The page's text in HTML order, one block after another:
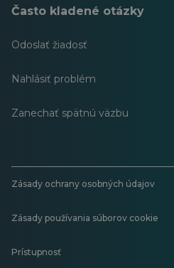
Často kladené otázky
Odoslať žiadosť
Nahlásiť problém
Zanechať spätnú väzbu
Zásady ochrany osobných údajov
Zásady používania súborov cookie
Prístupnosť